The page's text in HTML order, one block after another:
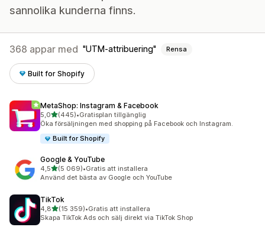
sannolika kunderna finns.
368 appar med UTM-attribuering Rensa
Built for Shopify
MetaShop: Instagram & Facebook
5,0av 5 stjärnor
(445)
445 recensioner totalt
•Gratisplan tillgänglig
Öka försäljningen med shopping på Facebook och Instagram.
Built for Shopify
Google & YouTube
4,5av 5 stjärnor
(5 069)
5069 recensioner totalt
•Gratis att installera
Använd det bästa av Google och YouTube
TikTok
4,8av 5 stjärnor
(15 359)
15359 recensioner totalt
•Gratis att installera
Skapa TikTok Ads och sälj direkt via TikTok Shop